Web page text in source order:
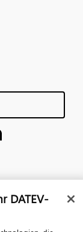
DATEV-